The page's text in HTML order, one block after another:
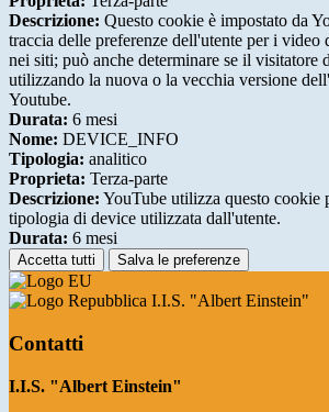
Descrizione: Questo cookie è impostato da
traccia delle preferenze dell'utente per i video
nei siti; può anche determinare se il visitatore
utilizzando la nuova o la vecchia versione
Youtube.
Durata: 6 mesi
Nome: DEVICE_INFO
Tipologia: analitico
Proprieta: Terza-parte
Descrizione: YouTube utilizza questo cookie
tipologia di device utilizzata dall'utente.
Durata: 6 mesi
Accetta tutti Salva le preferenze
I.I.S. "Albert Einstein"
Contatti
I.I.S. "Albert Einstein"